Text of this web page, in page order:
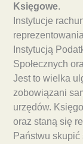
Księgowe.
Instytucje
Instytucją
Społecznych
Jest to wielka
zobowiązani
urzędów.
oraz staną się
Państwu